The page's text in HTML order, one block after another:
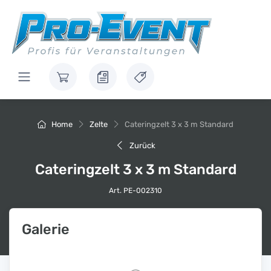
Home Zelte Cateringzelt 3 x 3 m Standard
Zurück
Cateringzelt 3 x 3 m Standard
Art. PE-002310
Galerie